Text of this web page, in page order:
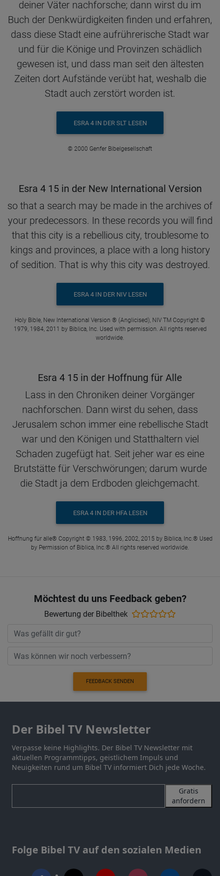
deiner Väter nachforsche; dann wirst du im
Buch der Denkwürdigkeiten finden und erfahren,
dass diese Stadt eine aufrührerische Stadt war
und für die Könige und Provinzen schädlich
gewesen ist, und dass man seit den ältesten
Zeiten dort Aufstände verübt hat, weshalb die
Stadt auch zerstört worden ist.
ESRA 4 IN DER SLT LESEN
© 2000 Genfer Bibelgesellschaft
Esra 4 15 in der New International Version
so that a search may be made in the archives of
your predecessors. In these records you will find
that this city is a rebellious city, troublesome to
kings and provinces, a place with a long history
of sedition. That is why this city was destroyed.
ESRA 4 IN DER NIV LESEN
Holy Bible, New International Version ® (Anglicised), NIV TM Copyright ©
1979, 1984, 2011 by Biblica, Inc. Used with permission. All rights reserved
worldwide.
Esra 4 15 in der Hoffnung für Alle
Lass in den Chroniken deiner Vorgänger
nachforschen. Dann wirst du sehen, dass
Jerusalem schon immer eine rebellische Stadt
war und den Königen und Statthaltern viel
Schaden zugefügt hat. Seit jeher war es eine
Brutstätte für Verschwörungen; darum wurde
die Stadt ja dem Erdboden gleichgemacht.
ESRA 4 IN DER HFA LESEN
Hoffnung für alle® Copyright © 1983, 1996, 2002, 2015 by Biblica, Inc.® Used
by Permission of Biblica, Inc.® All rights reserved worldwide.
Möchtest du uns Feedback geben?
Bewertung der Bibelthek
FEEDBACK SENDEN
Der Bibel TV Newsletter
Verpasse keine Highlights. Der Bibel TV Newsletter mit
aktuellen Programmtipps, geistlichem Impuls und
Neuigkeiten rund um Bibel TV informiert Dich jede Woche.
Gratis
anfordern
Folge Bibel TV auf den sozialen Medien